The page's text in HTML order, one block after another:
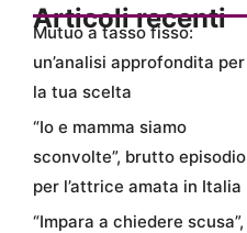
Articoli recenti
Mutuo a tasso fisso:
un’analisi approfondita per
la tua scelta
“Io e mamma siamo
sconvolte”, brutto episodio
per l’attrice amata in Italia
“Impara a chiedere scusa”,